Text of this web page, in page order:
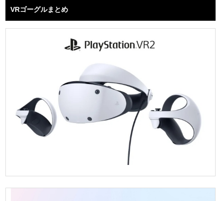
VRゴーグルまとめ